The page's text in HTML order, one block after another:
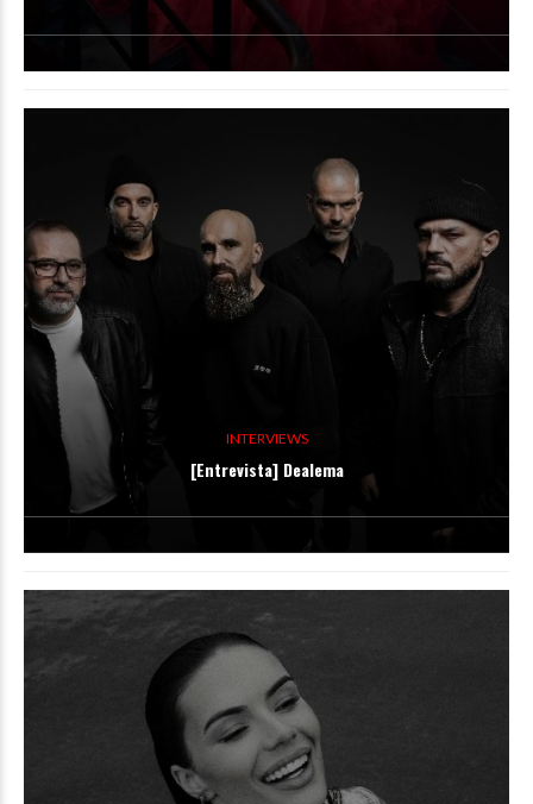
INTERVIEWS
[Entrevista] Dealema